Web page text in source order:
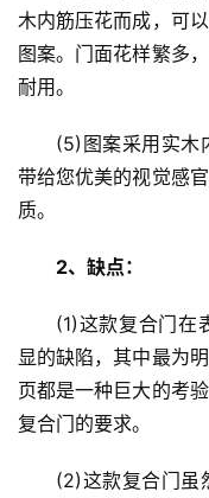
首
页
门
卫
生
间
木内筋压花而成，可
图案。门面花样繁多
耐用。
(5)图案采用实木
带给您优美的视觉感
质。
2、缺点：
(1)这款复合门在
显的缺陷，其中最为
页都是一种巨大的考
复合门的要求。
(2)这款复合门虽